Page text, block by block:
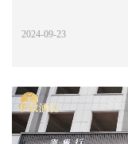
2024-09-23